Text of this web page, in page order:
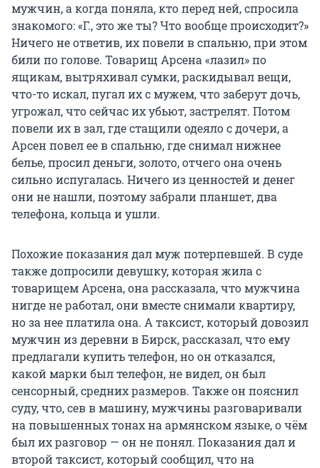
мужчин, а когда поняла, кто перед ней, спросила
знакомого: «Г., это же ты? Что вообще происходит?»
Ничего не ответив, их повели в спальню, при этом
били по голове. Товарищ Арсена «лазил» по
ящикам, вытряхивал сумки, раскидывал вещи,
что-то искал, пугал их с мужем, что заберут дочь,
угрожал, что сейчас их убьют, застрелят. Потом
повели их в зал, где стащили одеяло с дочери, а
Арсен повел ее в спальню, где снимал нижнее
белье, просил деньги, золото, отчего она очень
сильно испугалась. Ничего из ценностей и денег
они не нашли, поэтому забрали планшет, два
телефона, кольца и ушли.
Похожие показания дал муж потерпевшей. В суде
также допросили девушку, которая жила с
товарищем Арсена, она рассказала, что мужчина
нигде не работал, они вместе снимали квартиру,
но за нее платила она. А таксист, который довозил
мужчин из деревни в Бирск, рассказал, что ему
предлагали купить телефон, но он отказался,
какой марки был телефон, не видел, он был
сенсорный, средних размеров. Также он пояснил
суду, что, сев в машину, мужчины разговаривали
на повышенных тонах на армянском языке, о чём
был их разговор — он не понял. Показания дал и
второй таксист, который сообщил, что на